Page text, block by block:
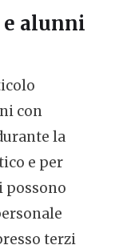
e alunni
con
la
e per
possono
terzi